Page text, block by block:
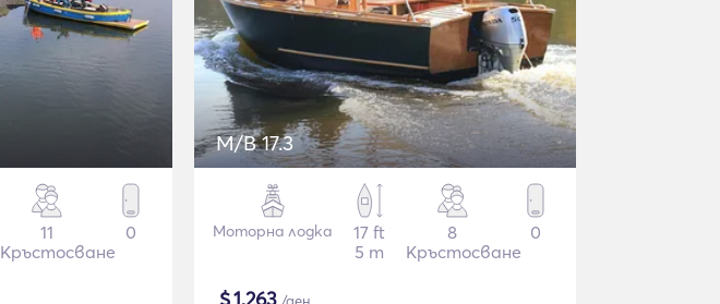
11
Кръстосване
0
M/B 17.3
Моторна лодка
17 ft
5 m
8
Кръстосване
0